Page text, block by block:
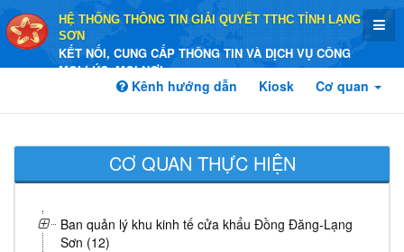
HỆ THỐNG THÔNG TIN GIẢI QUYẾT TTHC TỈNH LẠNG
SƠN
KẾT NỐI, CUNG CẤP THÔNG TIN VÀ DỊCH VỤ CÔNG
MỌI LÚC, MỌI NƠI
Kênh hướng dẫn Kiosk Cơ quan
CƠ QUAN THỰC HIỆN
Ban quản lý khu kinh tế cửa khẩu Đồng Đăng-Lạng
Sơn (12)